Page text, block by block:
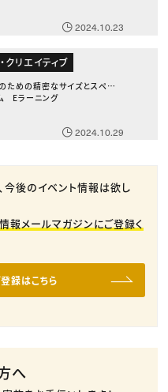
2024.10.23
クリエイティブ
ための精密なサイズとスペーシ
Eラーニング
2024.10.29
今後のイベント情報は欲し
報メールマガジンにご登録く
録はこちら
へ